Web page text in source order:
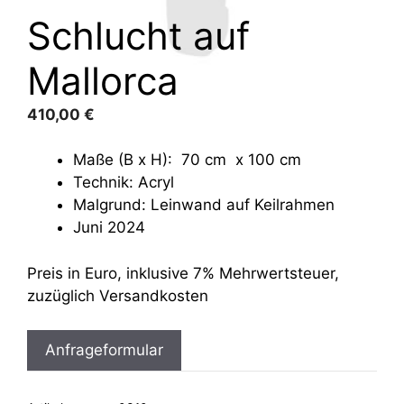
Schlucht auf
Mallorca
410,00 €
Maße (B x H): 70 cm x 100 cm
Technik: Acryl
Malgrund: Leinwand auf Keilrahmen
Juni 2024
Preis in Euro, inklusive 7% Mehrwertsteuer,
zuzüglich Versandkosten
Anfrageformular